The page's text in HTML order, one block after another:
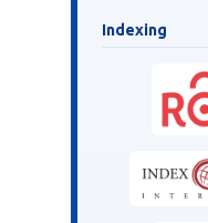
Indexing